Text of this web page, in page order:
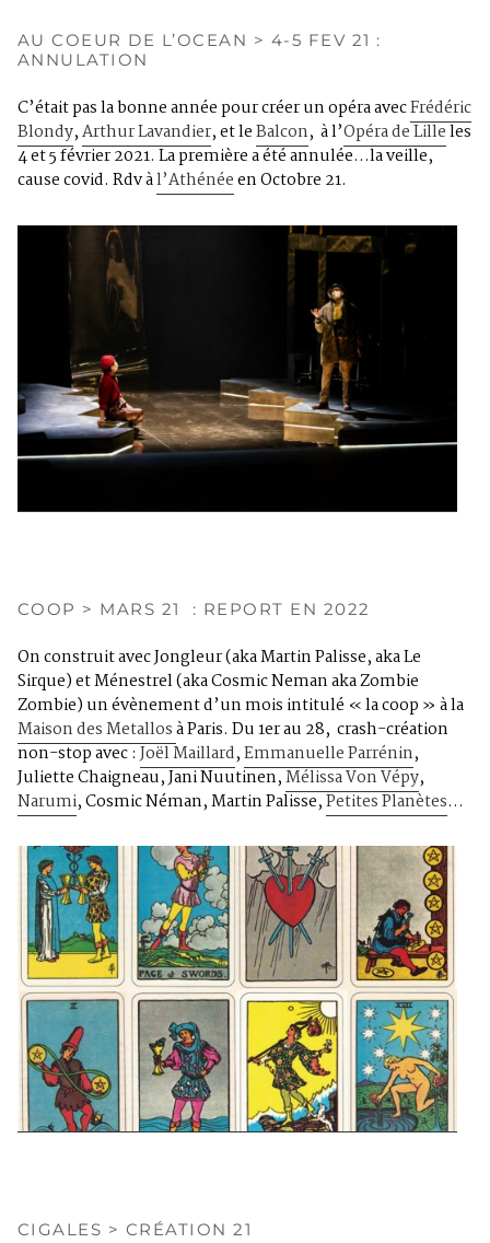
AU COEUR DE L’OCEAN > 4-5 FEV 21 :
ANNULATION
C’était pas la bonne année pour créer un opéra avecFrédéric
Blondy,Arthur Lavandier, et leBalcon, à l’Opéra de Lilleles
4 et 5 février 2021. La première a été annulée…la veille,
cause covid. Rdv àl’Athénéeen Octobre 21.
COOP > MARS 21 : REPORT EN 2022
On construit avec Jongleur (aka Martin Palisse, aka Le
Sirque) et Ménestrel (aka Cosmic Neman aka Zombie
Zombie) un évènement d’un mois intitulé « la coop » à la
Maison des Metallosà Paris. Du 1er au 28, crash-création
non-stop avec :Joël Maillard,Emmanuelle Parrénin,
Juliette Chaigneau, Jani Nuutinen,Mélissa Von Vépy,
Narumi, Cosmic Néman, Martin Palisse,Petites Planètes…
CIGALES > CRÉATION 21